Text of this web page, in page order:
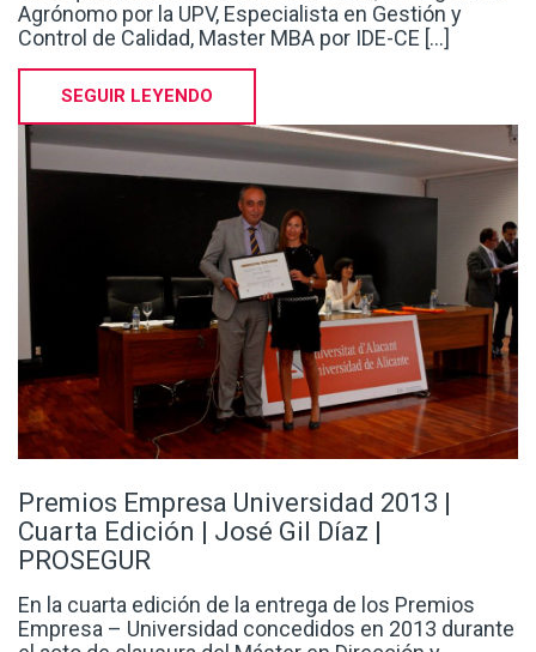
SEGUIR LEYENDO
Premios Empresa Universidad 2013 |
Cuarta Edición | José Gil Díaz |
En la cuarta edición de la entrega de los Premios
Empresa – Universidad concedidos en 2013 durante
el acto de clausura del Máster en Dirección y
Gestión de Empresas y el Máster en Dirección y
Gestión de Recursos Humanos, se reconoce en
esta ocasión el trabajo de D. José Gil Díaz de Prose